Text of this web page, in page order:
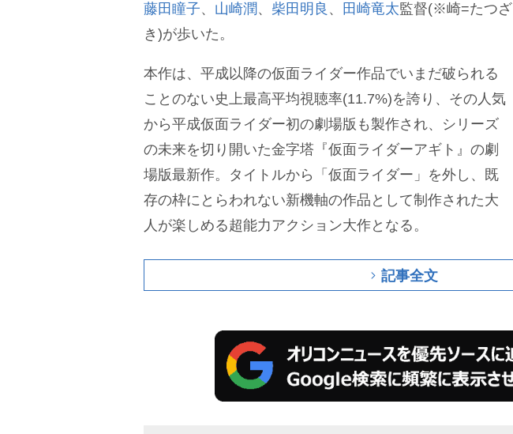
藤田瞳子、 山崎潤 、 柴田明良 、 田崎竜太監督(※崎=たつざ
き)が歩いた。
本作は、平成以降の仮面ライダー作品でいまだ破られる
ことのない史上最高平均視聴率(11.7%)を誇り、その人気
から平成仮面ライダー初の劇場版も製作され、シリーズ
の未来を切り開いた金字塔『仮面ライダーアギト』の劇
場版最新作。タイトルから「仮面ライダー」を外し、既
存の枠にとらわれない新機軸の作品として制作された大
人が楽しめる超能力アクション大作となる。
記事全文